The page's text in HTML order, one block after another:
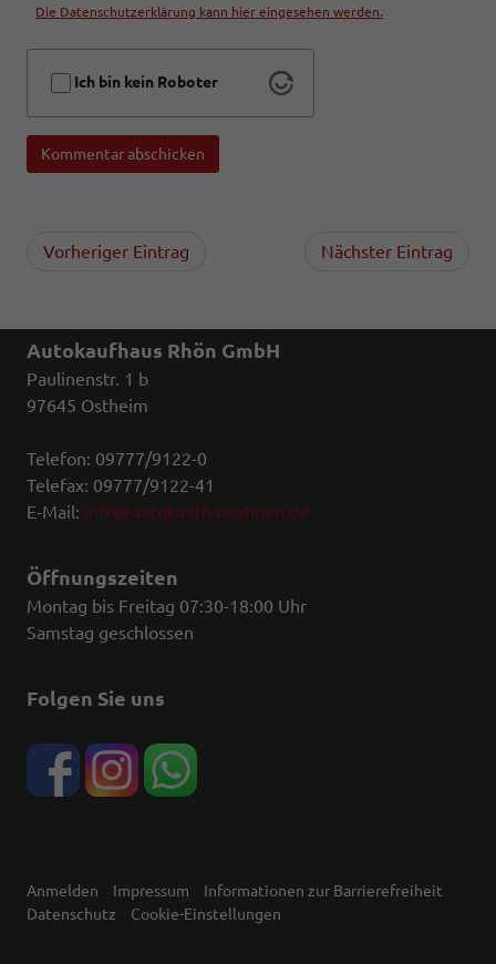
Die Datenschutzerklärung kann hier eingesehen werden.
Ich bin kein Roboter
Kommentar abschicken
Vorheriger Eintrag Nächster Eintrag
Autokaufhaus Rhön GmbH
Paulinenstr. 1 b
97645 Ostheim
Telefon: 09777/9122-0
Telefax: 09777/9122-41
E-Mail: info@autokaufhausrhoen.de
Öffnungszeiten
Montag bis Freitag 07:30-18:00 Uhr
Samstag geschlossen
Folgen Sie uns
Anmelden Impressum
Informationen zur Barrierefreiheit
Datenschutz
Cookie-Einstellungen